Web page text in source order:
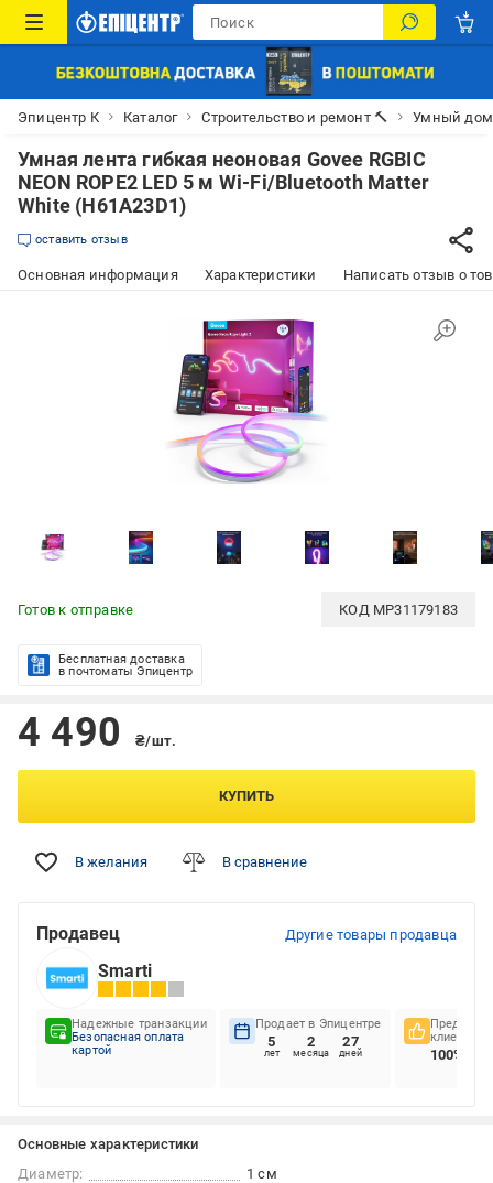
Эпицентр К Каталог Строительство и ремонт 🔨 Умный дом
Умная лента гибкая неоновая Govee RGBIC
NEON ROPE2 LED 5 м Wi-Fi/Bluetooth Matter
White (H61A23D1)
оставить отзыв
Основная информация Характеристики Написать отзыв о
Готов к отправке КОД MP31179183
Бесплатная доставка
в почтоматы Эпицентр
4 490 ₴/шт.
КУПИТЬ
В желания В сравнение
Продавец Другие товары продавца
Smarti
Надежные транзакции
Безопасная оплата
картой
Продает в Эпицентре
5
лет
2
месяца
27
дней
клиентов
100%
Основные характеристики
Диаметр:
1 см